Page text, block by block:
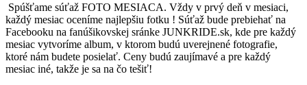
Spúšťame súťaž FOTO MESIACA. Vždy v prvý deň v mesiaci,
každý mesiac oceníme najlepšiu fotku ! Súťaž bude prebiehať na
Facebooku na fanúšikovskej sránke JUNKRIDE.sk, kde pre každý
mesiac vytvoríme album, v ktorom budú uverejnené fotografie,
ktoré nám budete posielať. Ceny budú zaujímavé a pre každý
mesiac iné, takže je sa na čo tešiť!